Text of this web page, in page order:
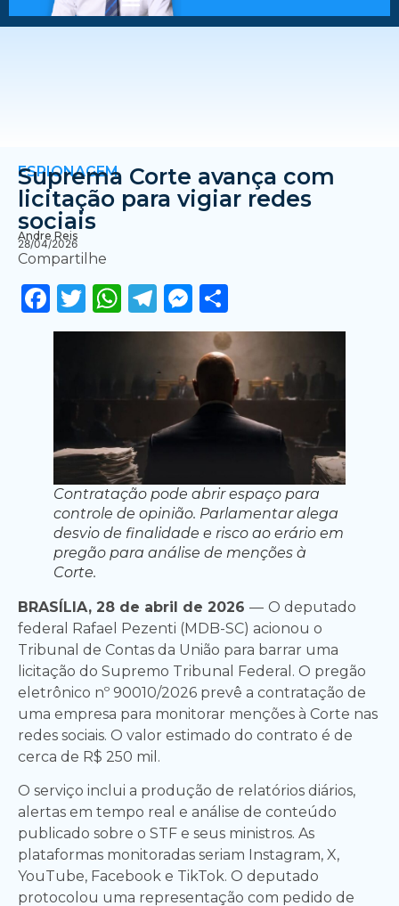
ESPIONAGEM
Suprema Corte avança com
licitação para vigiar redes
sociais
Andre Reis
28/04/2026
Compartilhe
Facebook
Twitter
WhatsApp
Telegram
Messenger
Contratação pode abrir espaço para
controle de opinião. Parlamentar alega
desvio de finalidade e risco ao erário em
pregão para análise de menções à
Corte.
BRASÍLIA, 28 de abril de 2026 — O deputado
federal Rafael Pezenti (MDB-SC) acionou o
Tribunal de Contas da União para barrar uma
licitação do Supremo Tribunal Federal. O pregão
eletrônico nº 90010/2026 prevê a contratação de
uma empresa para monitorar menções à Corte nas
redes sociais. O valor estimado do contrato é de
cerca de R$ 250 mil.
O serviço inclui a produção de relatórios diários,
alertas em tempo real e análise de conteúdo
publicado sobre o STF e seus ministros. As
plataformas monitoradas seriam Instagram, X,
YouTube, Facebook e TikTok. O deputado
protocolou uma representação com pedido de